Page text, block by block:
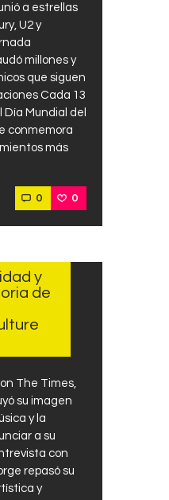
a estrellas
U2 y
millones y
que siguen
Cada 13
Día Mundial del
conmemora
más
0 0
y
de
The Times,
su imagen
y la
a su
con
repasó su
y